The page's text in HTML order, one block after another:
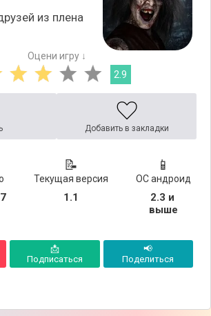
из плена
Оцени игру ↓
2.9
Добавить в закладки
📝
Текущая версия
1.1
📱
ОС андроид
2.3 и
выше
📩
Подписаться
📢
Поделиться